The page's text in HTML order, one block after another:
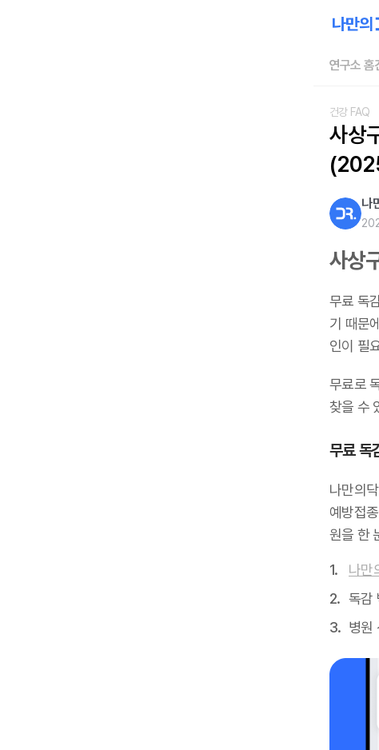
연구소 홈
건강 FAQ
사상
나
사상
무료 독
기 때문
인이 필
무료로
찾을 수
무료 독
나만의
예방접
원을 한
나만
독감
병원